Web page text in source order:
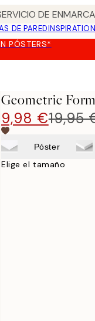
DE
DE PARED
PÓSTERS*
Geometric
9,98 €19,95
Póster
Elige el tamaño